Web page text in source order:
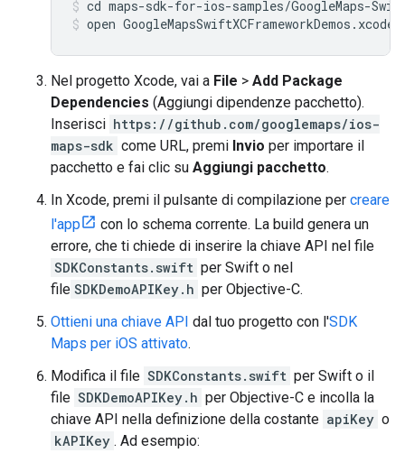
open
Nel progetto Xcode, vai a File > Add Package
Dependencies (Aggiungi dipendenze pacchetto).
Inserisci https://github.com/googlemaps/ios-
maps-sdk come URL, premi Invio per importare il
pacchetto e fai clic su Aggiungi pacchetto.
In Xcode, premi il pulsante di compilazione per creare
l'app
con lo schema corrente. La build genera un
errore, che ti chiede di inserire la chiave API nel file
SDKConstants.swift per Swift o nel
file SDKDemoAPIKey.h per Objective-C.
Ottieni una chiave API dal tuo progetto con l'SDK
Maps per iOS attivato.
Modifica il file SDKConstants.swift per Swift o il
file SDKDemoAPIKey.h per Objective-C e incolla la
chiave API nella definizione della costante apiKey o
kAPIKey . Ad esempio: